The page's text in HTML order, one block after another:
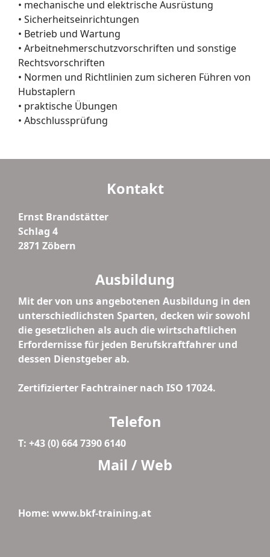
• mechanische und elektrische Ausrüstung
• Sicherheitseinrichtungen
• Betrieb und Wartung
• Arbeitnehmerschutzvorschriften und sonstige
Rechtsvorschriften
• Normen und Richtlinien zum sicheren Führen von
Hubstaplern
• praktische Übungen
• Abschlussprüfung
Kontakt
Ernst Brandstätter
Schlag 4
2871 Zöbern
Ausbildung
Mit der von uns angebotenen Ausbildung in den
unterschiedlichsten Sparten, decken wir sowohl
die gesetzlichen als auch die wirtschaftlichen
Erfordernisse für jeden Berufskraftfahrer und
dessen Dienstgeber ab.
Zertifizierter Fachtrainer nach ISO 17024.
Telefon
T: +43 (0) 664 7390 6140
Mail / Web
Home: www.bkf-training.at